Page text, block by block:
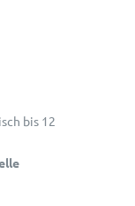
bis 12